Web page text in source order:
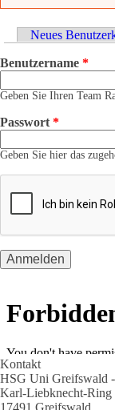
Haupt-Reiter
Neues
Benutzername *
Geben Sie Ihren Team
Passwort *
Geben Sie hier das
Kontakt
HSG Uni Greifswald
Karl-Liebknecht-Ring
17491 Greifswald